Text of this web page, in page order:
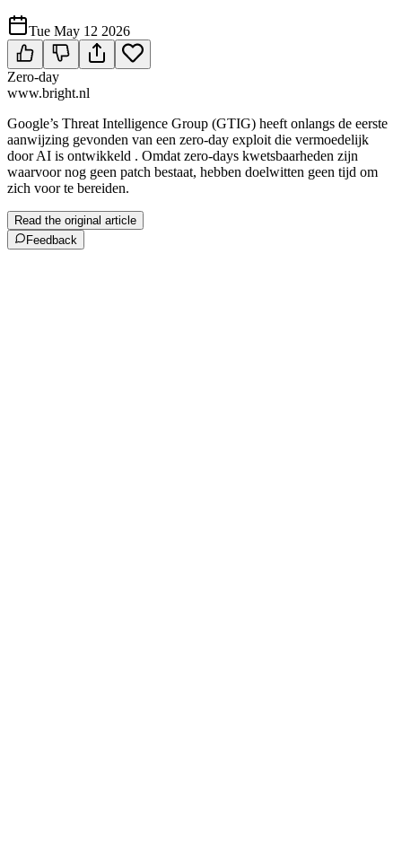
Tue May 12 2026
Zero-day
www.bright.nl
Google’s Threat Intelligence Group (GTIG) heeft onlangs de eerste
aanwijzing gevonden van een zero-day exploit die vermoedelijk
door AI is ontwikkeld . Omdat zero-days kwetsbaarheden zijn
waarvoor nog geen patch bestaat, hebben doelwitten geen tijd om
zich voor te bereiden.
Read the original article
Feedback